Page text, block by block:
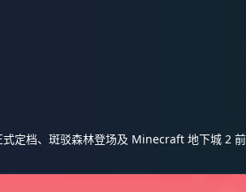
定档、斑驳森林登场及 Minecraft 地下城 2